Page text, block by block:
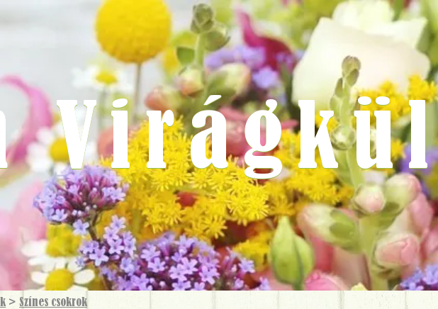
>Színes csokrok